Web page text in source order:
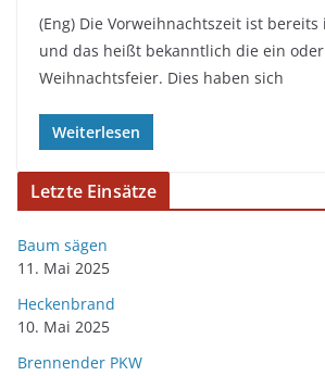
(Eng) Die Vorweihnachtszeit ist bereits
und das heißt bekanntlich die ein
Weihnachtsfeier. Dies haben sich
Weiterlesen
Letzte Einsätze
Baum sägen
11. Mai 2025
Heckenbrand
10. Mai 2025
Brennender PKW